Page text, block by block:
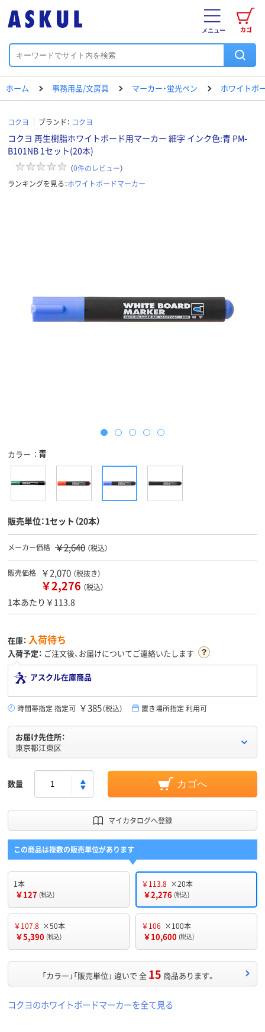
カゴ
メニュー
ホーム 事務用品/文房具 マーカー・蛍光ペン ホワイトボ
コクヨ ブランド： コクヨ
コクヨ 再生樹脂ホワイトボード用マーカー 細字 インク色:青 PM-
B101NB 1セット(20本)
（0件のレビュー）
ランキングを見る：ホワイトボードマーカー
カラー 青
販売単位：1セット（20本）
メーカー価格 ￥2,640 （税込）
販売価格 ￥2,070 （税抜き）
￥2,276 （税込）
1本あたり￥113.8
在庫： 入荷待ち
入荷予定： ご注文後、お届けについてご連絡いたします
アスクル在庫商品
時間帯指定 指定可 ￥385（税込） 置き場所指定 利用可
お届け先住所：
東京都江東区
数量 カゴへ
マイカタログへ登録
この商品は複数の販売単位があります
1本
￥127 (税込)
￥113.8 ×20本
￥2,276 (税込)
￥107.8 ×50本
￥5,390 (税込)
￥106 ×100本
￥10,600 (税込)
「カラー」「販売単位」 違いで 全 15 商品あります。
コクヨのホワイトボードマーカーを全て見る